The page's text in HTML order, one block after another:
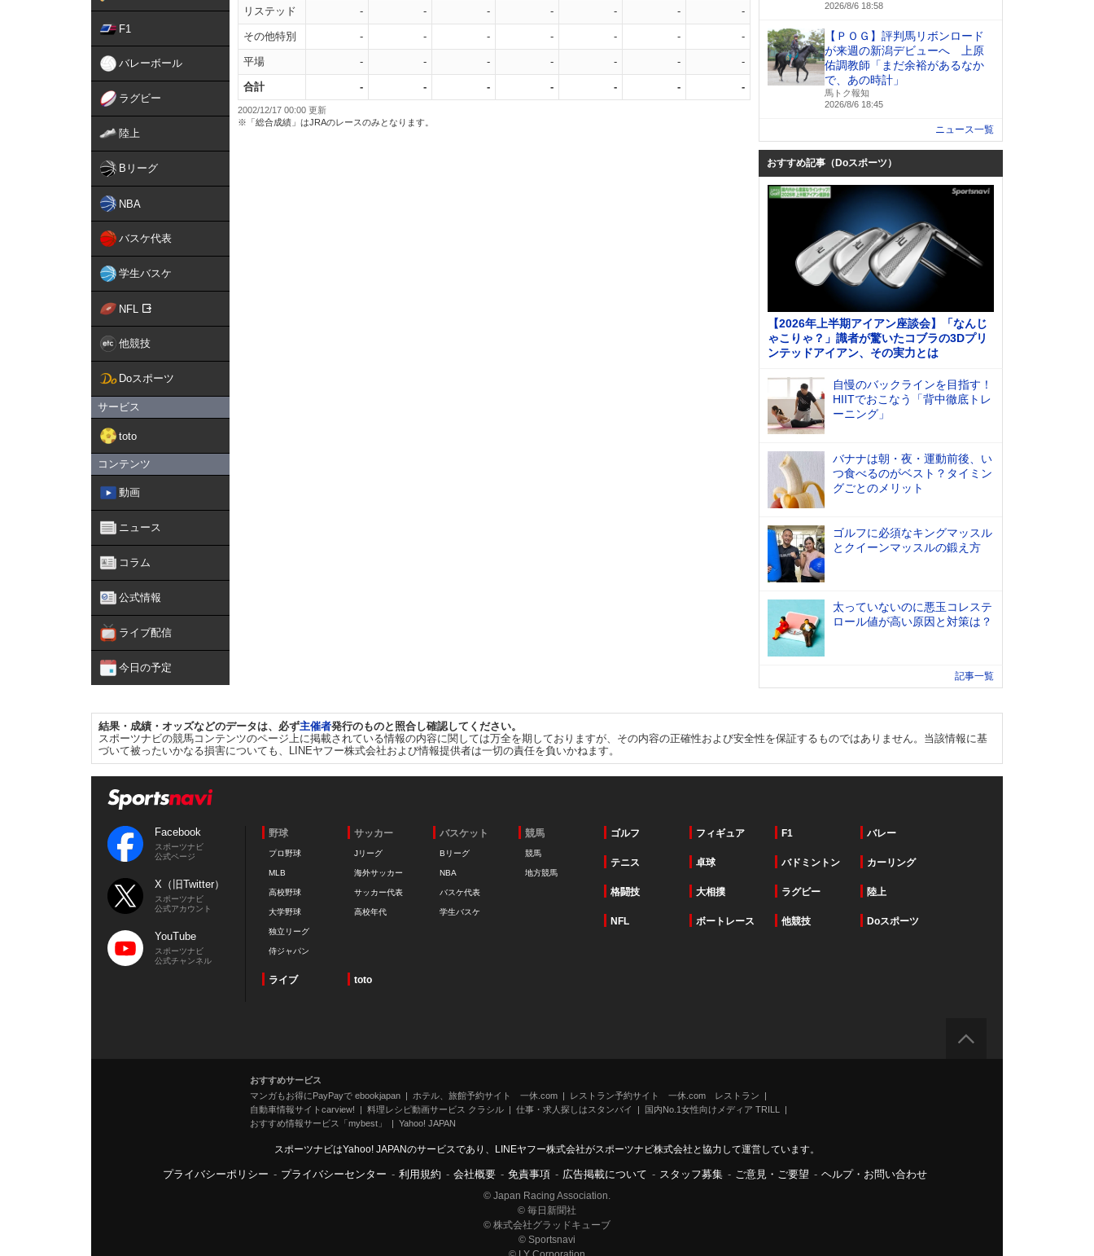
F1
バレーボール
ラグビー
陸上
Bリーグ
NBA
バスケ代表
学生バスケ
NFL
他競技
Doスポーツ
サービス
toto
コンテンツ
動画
ニュース
コラム
公式情報
ライブ配信
今日の予定
リステッド - - - - - - -
その他特別 - - - - - - -
平場 - - - - - - -
合計 - - - - - - -
2002/12/17 00:00 更新
※「総合成績」はJRAのレースのみとなります。
2026/8/6 18:58
【ＰＯＧ】評判馬リボンロード
が来週の新潟デビューへ 上原
佑調教師「まだ余裕があるなか
で、あの時計」
馬トク報知
2026/8/6 18:45
ニュース一覧
おすすめ記事（Doスポーツ）
【2026年上半期アイアン座談会】「なんじ
ゃこりゃ？」識者が驚いたコブラの3Dプリ
ンテッドアイアン、その実力とは
自慢のバックラインを目指す！
HIITでおこなう「背中徹底トレ
ーニング」
バナナは朝・夜・運動前後、い
つ食べるのがベスト？タイミン
グごとのメリット
ゴルフに必須なキングマッスル
とクイーンマッスルの鍛え方
太っていないのに悪玉コレステ
ロール値が高い原因と対策は？
記事一覧
結果・成績・オッズなどのデータは、必ず主催者発行のものと照合し確認してください。
スポーツナビの競馬コンテンツのページ上に掲載されている情報の内容に関しては万全を期しておりますが、その内容の正確性および安全性を保証するものではありません。当該情報に基
づいて被ったいかなる損害についても、LINEヤフー株式会社および情報提供者は一切の責任を負いかねます。
Facebook
スポーツナビ
公式ページ
X（旧Twitter）
スポーツナビ
公式アカウント
YouTube
スポーツナビ
公式チャンネル
野球
プロ野球
MLB
高校野球
大学野球
独立リーグ
侍ジャパン
サッカー
Jリーグ
海外サッカー
サッカー代表
高校年代
バスケット
Bリーグ
NBA
バスケ代表
学生バスケ
競馬
競馬
地方競馬
ゴルフ フィギュア F1 バレー
テニス 卓球 バドミントン カーリング
格闘技 大相撲 ラグビー 陸上
NFL ボートレース 他競技 Doスポーツ
ライブ toto
おすすめサービス
マンガもお得にPayPayで ebookjapan
ホテル、旅館予約サイト 一休.com
レストラン予約サイト 一休.com レストラン
自動車情報サイトcarview!
料理レシピ動画サービス クラシル 仕事・求人探しはスタンバイ
国内No.1女性向けメディア TRILL
おすすめ情報サービス「mybest」
Yahoo! JAPAN
スポーツナビはYahoo! JAPANのサービスであり、LINEヤフー株式会社がスポーツナビ株式会社と協力して運営しています。
プライバシーポリシー - プライバシーセンター - 利用規約 - 会社概要 - 免責事項 - 広告掲載について - スタッフ募集 - ご意見・ご要望 - ヘルプ・お問い合わせ
© Japan Racing Association.
© 毎日新聞社
© 株式会社グラッドキューブ
© Sportsnavi